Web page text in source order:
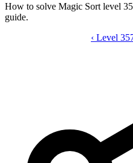
How to solve Magic Sort level
guide.
‹ Level